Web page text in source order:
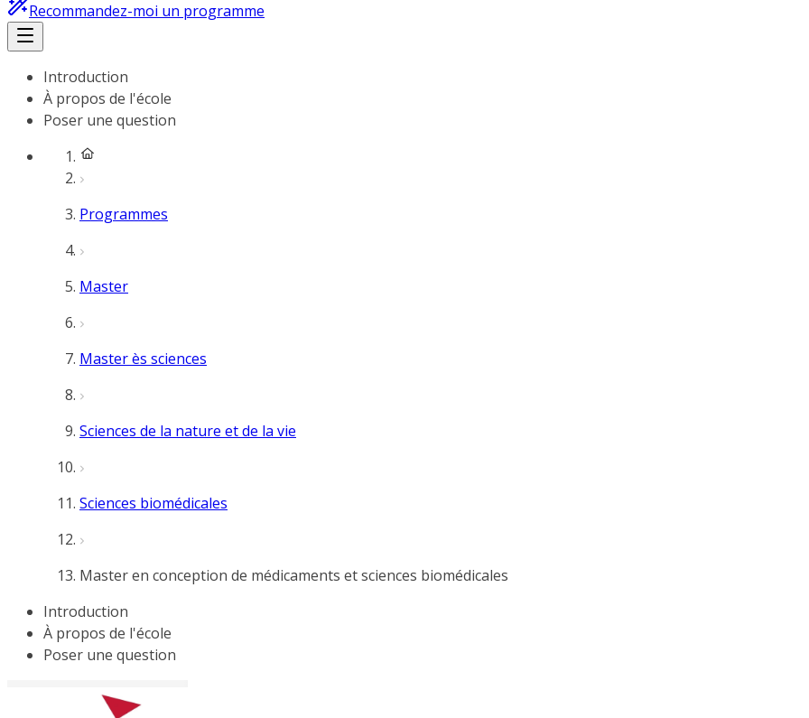
Recommandez-moi un programme
Introduction
À propos de l'école
Poser une question
Programmes
Master
Master ès sciences
Sciences de la nature et de la vie
Sciences biomédicales
Master en conception de médicaments et sciences biomédicales
Introduction
À propos de l'école
Poser une question